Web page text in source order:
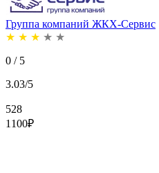
Группа компаний ЖКХ-Сервис
★ ★ ★ ★ ★
0 / 5
3.03/5
528
1100₽